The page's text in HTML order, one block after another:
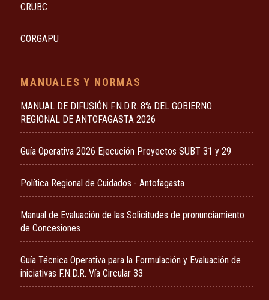
CRUBC
CORGAPU
MANUALES Y NORMAS
MANUAL DE DIFUSIÓN F.N.D.R. 8% DEL GOBIERNO
REGIONAL DE ANTOFAGASTA 2026
Guía Operativa 2026 Ejecución Proyectos SUBT 31 y 29
Política Regional de Cuidados - Antofagasta
Manual de Evaluación de las Solicitudes de pronunciamiento
de Concesiones
Guía Técnica Operativa para la Formulación y Evaluación de
iniciativas F.N.D.R. Vía Circular 33